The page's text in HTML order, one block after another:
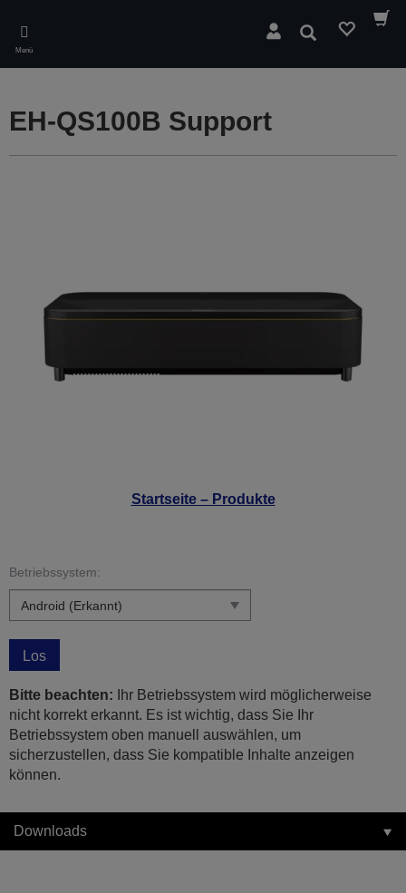
main
content
Menü
Suchen
Startseite – Produkte
EH-QS100B Support
Betriebssystem:
Los
Bitte beachten: Ihr Betriebssystem wird möglicherweise
nicht korrekt erkannt. Es ist wichtig, dass Sie Ihr
Betriebssystem oben manuell auswählen, um
sicherzustellen, dass Sie kompatible Inhalte anzeigen
können.
Downloads